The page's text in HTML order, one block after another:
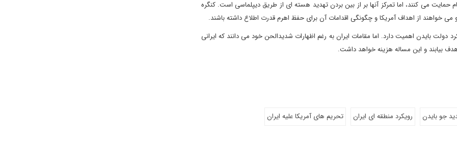
حمایت می کنند، اما تمرکز آنها بر از بین بردن تهدید هسته ای از طریق دیپلماسی است. کنگره
می خواهند از اهداف آمریکا و چگونگی اقدامات آن برای حفظ اهرم قدرت اطلاع داشته باشند.
دولت بایدن اهمیت دارد. اما مقامات ایران به رغم اظهارات شدیدالحن خود می دانند که ایرانی
بیابند و این مساله هزینه خواهد داشت.
جو بایدن رویکرد منطقه ای ایران
تحریم های آمریکا علیه ایران